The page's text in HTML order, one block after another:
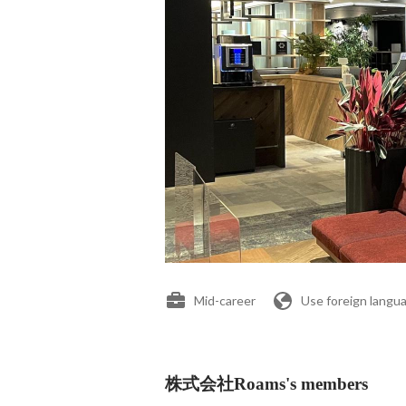
Mid-career Use foreign
株式会社Roams's members